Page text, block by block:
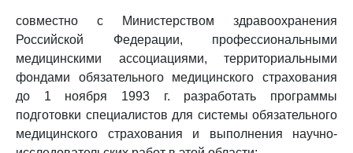
совместно с Министерством здравоохранения
Российской Федерации, профессиональными
медицинскими ассоциациями, территориальными
фондами обязательного медицинского страхования
до 1 ноября 1993 г. разработать программы
подготовки специалистов для системы обязательного
медицинского страхования и выполнения научно-